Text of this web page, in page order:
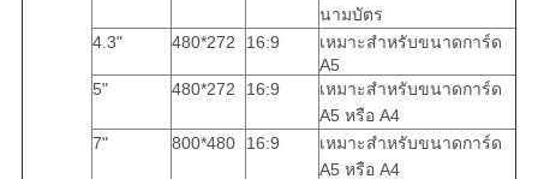
นามบัตร
4.3"
480*272 16:9
เหมาะสำหรับขนาดการ์ด
A5
5"
480*272 16:9
เหมาะสำหรับขนาดการ์ด
A5 หรือ A4
7"
800*480 16:9
เหมาะสำหรับขนาดการ์ด
A5 หรือ A4